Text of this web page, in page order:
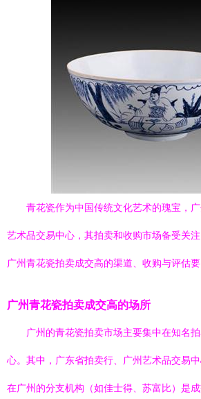
青花瓷作为中国传统文化艺术的瑰宝，
艺术品交易中心，其拍卖和收购市场备受关
广州青花瓷拍卖成交高的渠道、收购与评估要
广州青花瓷拍卖成交高的场所
广州的青花瓷拍卖市场主要集中在知名
心。其中，广东省拍卖行、广州艺术品交易
在广州的分支机构（如佳士得、苏富比）是